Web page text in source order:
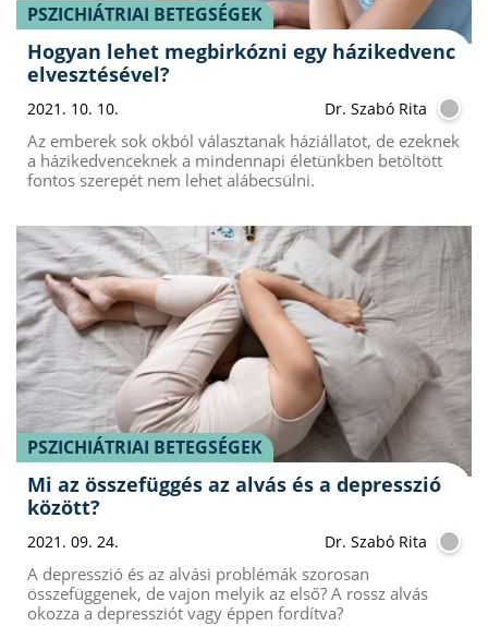
PSZICHIÁTRIAI BETEGSÉGEK
Hogyan lehet megbirkózni egy házikedvenc
elvesztésével?
2021. 10. 10. Dr. Szabó Rita
Az emberek sok okból választanak háziállatot, de ezeknek
a házikedvenceknek a mindennapi életünkben betöltött
fontos szerepét nem lehet alábecsülni.
PSZICHIÁTRIAI BETEGSÉGEK
Mi az összefüggés az alvás és a depresszió
között?
2021. 09. 24. Dr. Szabó Rita
A depresszió és az alvási problémák szorosan
összefüggenek, de vajon melyik az első? A rossz alvás
okozza a depressziót vagy éppen fordítva?